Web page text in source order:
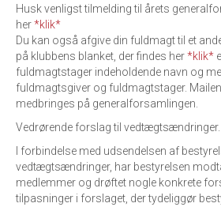
Husk venligst tilmelding til årets
her*klik*
Du kan også afgive din fuldmagt til et
på klubbens blanket, der findes her*klik*
fuldmagtstager indeholdende navn og
fuldmagtsgiver og fuldmagtstager.
medbringes på generalforsamlingen.
Vedrørende forslag til vedtægtsændringer.
I forbindelse med udsendelsen af
vedtægtsændringer, har bestyrelsen
medlemmer og drøftet nogle konkrete
tilpasninger i forslaget, der tydeliggør